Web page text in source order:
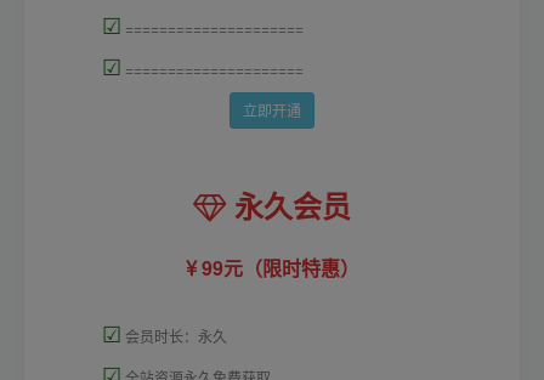
☑ =====================
☑ =====================
立即开通
永久会员
99元（限时特惠）
☑ 会员时长：永久
☑